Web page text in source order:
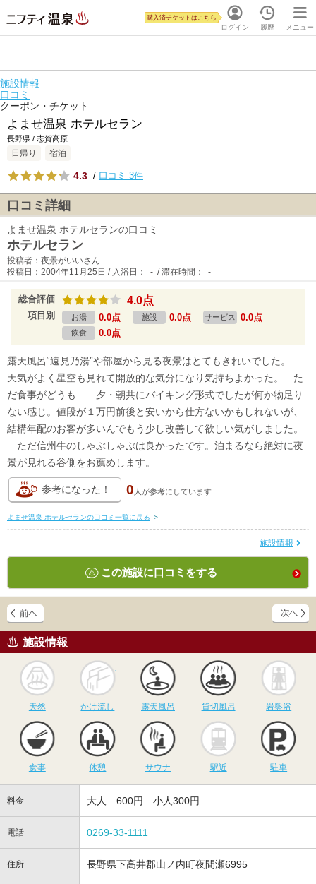
ログイン
購入済チケットはこちら
履歴 メニュー
施設情報
口コミ
クーポン・チケット
よませ温泉 ホテルセラン
長野県 / 志賀高原
日帰り 宿泊
4.3 / 口コミ 3件
口コミ詳細
よませ温泉 ホテルセランの口コミ
ホテルセラン
投稿者：夜景がいいさん
投稿日：2004年11月25日 / 入浴日： - / 滞在時間： -
総合評価 4.0点
項目別 お湯 0.0点 施設 0.0点 サービス 0.0点
飲食 0.0点
露天風呂“遠見乃湯”や部屋から見る夜景はとてもきれいでした。
天気がよく星空も見れて開放的な気分になり気持ちよかった。 た
だ食事がどうも… 夕・朝共にバイキング形式でしたが何か物足り
ない感じ。値段が１万円前後と安いから仕方ないかもしれないが、
結構年配のお客が多いんでもう少し改善して欲しい気がしました。
ただ信州牛のしゃぶしゃぶは良かったです。泊まるなら絶対に夜
景が見れる谷側をお薦めします。
参考になった！ 0 人が参考にしています
よませ温泉 ホテルセランの口コミ一覧に戻る >
施設情報
この施設に口コミをする
施設情報
天然
かけ流し
かけ流し
露天風呂
露天風呂
貸切風呂
貸切風呂 岩盤浴
食事 休憩
サウナ
サウナ 駅近 駐車
料金 大人 600円 小人300円
電話 0269-33-1111
住所 長野県下高井郡山ノ内町夜間瀬6995